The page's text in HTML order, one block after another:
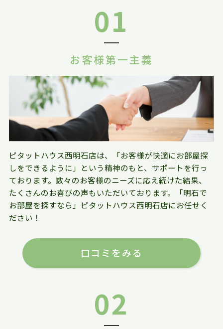
01
お客様第一主義
ピタットハウス西明石店は、「お客様が快適にお部屋探
しをできるように」という精神のもと、サポートを行っ
ております。数々のお客様のニーズに応え続けた結果、
たくさんのお喜びの声もいただいております。「明石で
お部屋を探すなら」ピタットハウス西明石店にお任せく
ださい！
口コミをみる
02